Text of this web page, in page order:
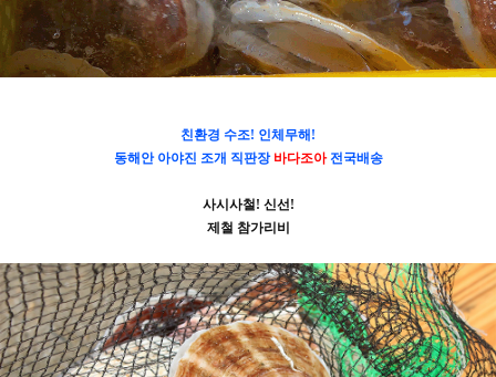
친환경 수조! 인체무해!
동해안 아야진 조개 직판장 바다조아 전국배송
사시사철! 신선!
제철 참가리비